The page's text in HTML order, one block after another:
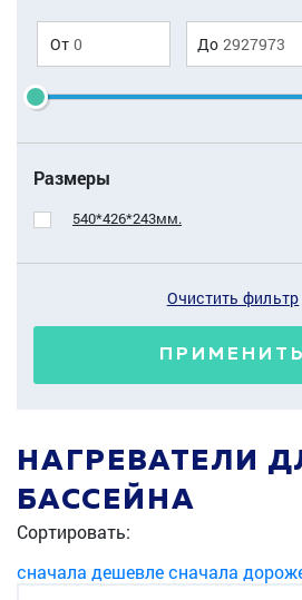
От До
Размеры
540*426*243мм.
Очистить фильтр
ПРИМЕНИТЬ
НАГРЕВАТЕЛИ
БАССЕЙНА
Сортировать:
сначала дешевлесначала